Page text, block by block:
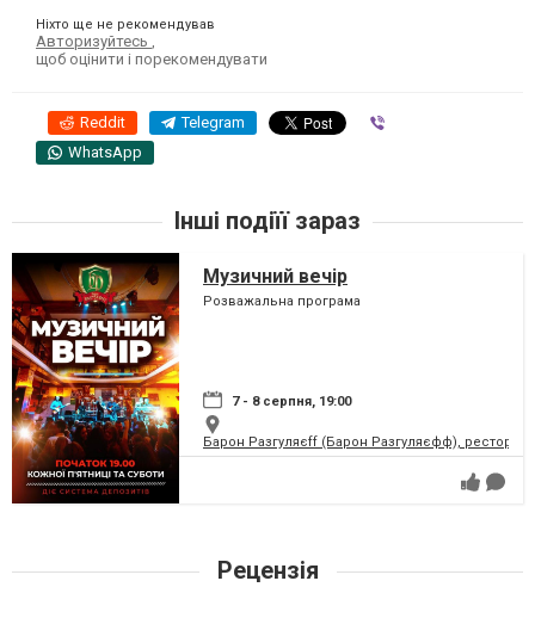
Ніхто ще не рекомендував
Авторизуйтесь
щоб оцінити і порекомендувати
Reddit Telegram
WhatsApp
Інші подіїї зараз
Музичний вечір
Розважальна програма
7 - 8 серпня, 19:00
Барон Разгуляєff (Барон Разгуляєфф),
Рецензія